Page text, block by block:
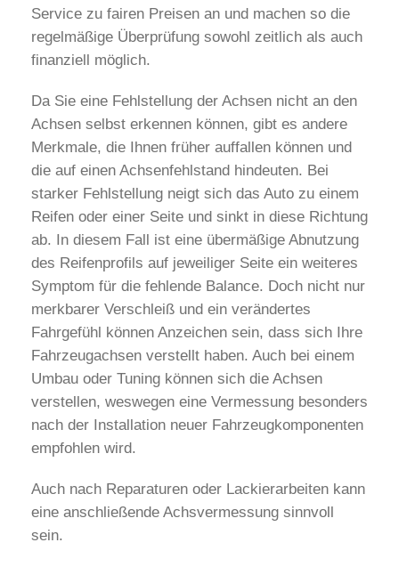
Service zu fairen Preisen an und machen so die
regelmäßige Überprüfung sowohl zeitlich als auch
finanziell möglich.
Da Sie eine Fehlstellung der Achsen nicht an den
Achsen selbst erkennen können, gibt es andere
Merkmale, die Ihnen früher auffallen können und
die auf einen Achsenfehlstand hindeuten. Bei
starker Fehlstellung neigt sich das Auto zu einem
Reifen oder einer Seite und sinkt in diese Richtung
ab. In diesem Fall ist eine übermäßige Abnutzung
des Reifenprofils auf jeweiliger Seite ein weiteres
Symptom für die fehlende Balance. Doch nicht nur
merkbarer Verschleiß und ein verändertes
Fahrgefühl können Anzeichen sein, dass sich Ihre
Fahrzeugachsen verstellt haben. Auch bei einem
Umbau oder Tuning können sich die Achsen
verstellen, weswegen eine Vermessung besonders
nach der Installation neuer Fahrzeugkomponenten
empfohlen wird.
Auch nach Reparaturen oder Lackierarbeiten kann
eine anschließende Achsvermessung sinnvoll
sein.